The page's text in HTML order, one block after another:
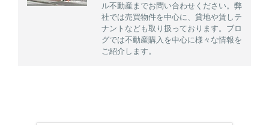
ル不動産までお問い合わせください。弊
社では売買物件を中心に、貸地や賃しテ
ナントなども取り扱っております。ブロ
グでは不動産購入を中心に様々な情報を
ご紹介します。